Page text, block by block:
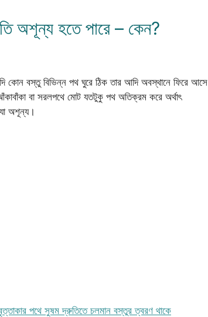
অশূন্য হতে পারে – কেন?
কোন বস্তু বিভিন্ন পথ ঘুরে ঠিক তার আদি অবস্থানে ফিরে আসে
বা সরলপথে মোট যতটুকু পথ অতিক্রম করে অর্থাৎ
অশূন্য।
পথে সুষম দ্রুতিতে চলমান বস্তুর ত্বরণ থাকে